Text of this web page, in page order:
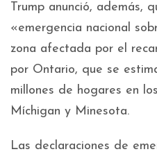
Trump anunció, además,
«emergencia nacional
zona afectada por el
por Ontario, que se
millones de hogares en
Míchigan y Minesota.
Las declaraciones de